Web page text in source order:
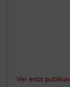
Ver esta